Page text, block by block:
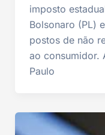
imposto
Bolsonaro (PL)
postos de não
ao consumidor.
Paulo